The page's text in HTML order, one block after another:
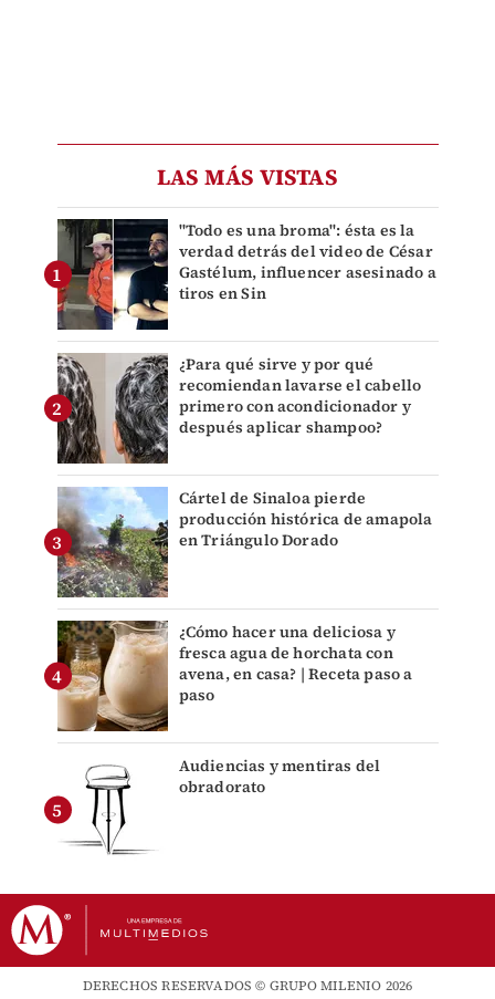
LAS MÁS VISTAS
"Todo es una broma": ésta es la
verdad detrás del video de César
Gastélum, influencer asesinado a
tiros en Sin
¿Para qué sirve y por qué
recomiendan lavarse el cabello
primero con acondicionador y
después aplicar shampoo?
Cártel de Sinaloa pierde
producción histórica de amapola
en Triángulo Dorado
¿Cómo hacer una deliciosa y
fresca agua de horchata con
avena, en casa? | Receta paso a
paso
Audiencias y mentiras del
obradorato
DERECHOS RESERVADOS © GRUPO MILENIO 2026